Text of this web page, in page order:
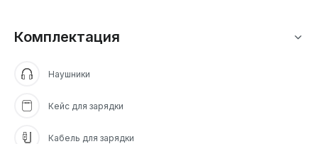
Комплектация
Наушники
Кейс для зарядки
Кабель для зарядки